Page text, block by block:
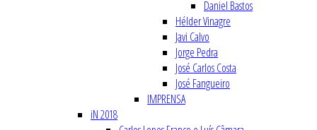
Daniel Bastos
Hélder Vinagre
Javi Calvo
Jorge Pedra
José Carlos Costa
José Fangueiro
IMPRENSA
iN 2018